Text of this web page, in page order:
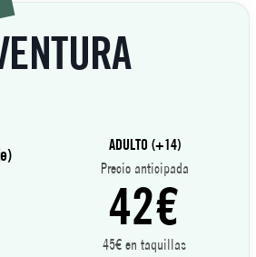
ADULTO (+14)
Precio anticipada
42€
45€ en taquillas